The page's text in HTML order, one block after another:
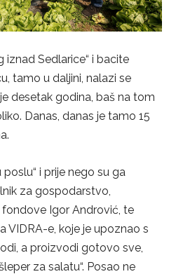
iznad Sedlarice“ i bacite
tamo u daljini, nalazi se
desetak godina, baš na tom
Danas, danas je tamo 15
poslu“ i prije nego su ga
za gospodarstvo,
Igor Andrović, te
VIDRA-e, koje je upoznao s
a proizvodi gotovo sve,
za salatu“. Posao ne